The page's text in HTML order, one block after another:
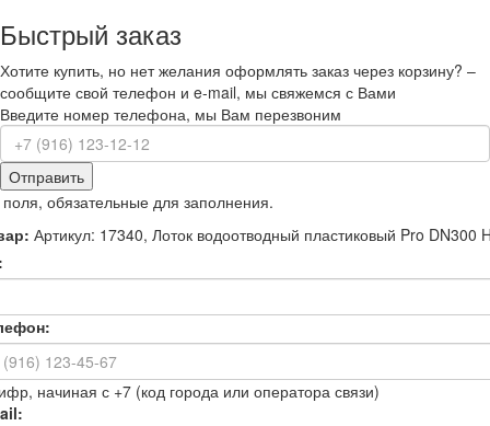
Быстрый заказ
Хотите купить, но нет желания оформлять заказ через корзину? –
сообщите свой телефон и e-mail, мы свяжемся с Вами
Введите номер телефона, мы Вам перезвоним
Отправить
обязательные для заполнения.
Артикул: 17340, Лоток водоотводный пластиковый Pro DN300
начиная с +7 (код города или оператора связи)